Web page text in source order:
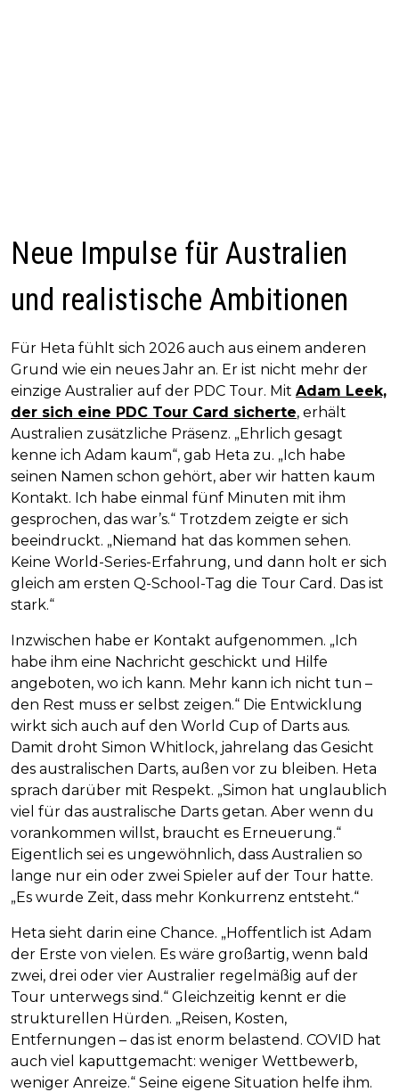
Neue Impulse für Australien
und realistische Ambitionen
Für Heta fühlt sich 2026 auch aus einem anderen
Grund wie ein neues Jahr an. Er ist nicht mehr der
einzige Australier auf der PDC Tour. Mit Adam Leek,
der sich eine PDC Tour Card sicherte, erhält
Australien zusätzliche Präsenz. „Ehrlich gesagt
kenne ich Adam kaum“, gab Heta zu. „Ich habe
seinen Namen schon gehört, aber wir hatten kaum
Kontakt. Ich habe einmal fünf Minuten mit ihm
gesprochen, das war’s.“ Trotzdem zeigte er sich
beeindruckt. „Niemand hat das kommen sehen.
Keine World-Series-Erfahrung, und dann holt er sich
gleich am ersten Q-School-Tag die Tour Card. Das ist
stark.“
Inzwischen habe er Kontakt aufgenommen. „Ich
habe ihm eine Nachricht geschickt und Hilfe
angeboten, wo ich kann. Mehr kann ich nicht tun –
den Rest muss er selbst zeigen.“ Die Entwicklung
wirkt sich auch auf den World Cup of Darts aus.
Damit droht Simon Whitlock, jahrelang das Gesicht
des australischen Darts, außen vor zu bleiben. Heta
sprach darüber mit Respekt. „Simon hat unglaublich
viel für das australische Darts getan. Aber wenn du
vorankommen willst, braucht es Erneuerung.“
Eigentlich sei es ungewöhnlich, dass Australien so
lange nur ein oder zwei Spieler auf der Tour hatte.
„Es wurde Zeit, dass mehr Konkurrenz entsteht.“
Heta sieht darin eine Chance. „Hoffentlich ist Adam
der Erste von vielen. Es wäre großartig, wenn bald
zwei, drei oder vier Australier regelmäßig auf der
Tour unterwegs sind.“ Gleichzeitig kennt er die
strukturellen Hürden. „Reisen, Kosten,
Entfernungen – das ist enorm belastend. COVID hat
auch viel kaputtgemacht: weniger Wettbewerb,
weniger Anreize.“ Seine eigene Situation helfe ihm.